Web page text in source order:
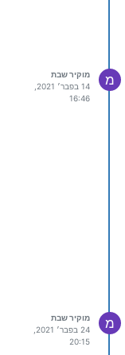
מ
מוקיר שבת
16:46
מ
מוקיר שבת
20:15